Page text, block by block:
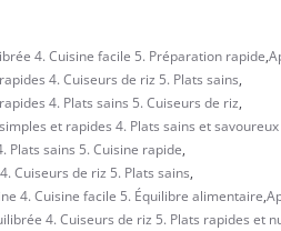
4. Cuisine facile 5. Préparation rapide,
4. Cuiseurs de riz 5. Plats sains,
4. Plats sains 5. Cuiseurs de riz,
et rapides 4. Plats sains et
Plats sains 5. Cuisine rapide,
Cuiseurs de riz 5. Plats sains,
4. Cuisine facile 5. Équilibre alimentaire,
4. Cuiseurs de riz 5. Plats rapides et